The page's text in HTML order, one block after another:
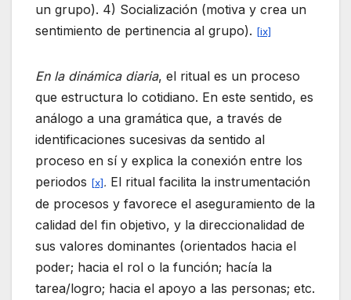
un grupo). 4) Socialización (motiva y crea un
sentimiento de pertinencia al grupo). [ix]
En la dinámica diaria, el ritual es un proceso
que estructura lo cotidiano. En este sentido, es
análogo a una gramática que, a través de
identificaciones sucesivas da sentido al
proceso en sí y explica la conexión entre los
periodos [x]. El ritual facilita la instrumentación
de procesos y favorece el aseguramiento de la
calidad del fin objetivo, y la direccionalidad de
sus valores dominantes (orientados hacia el
poder; hacia el rol o la función; hacía la
tarea/logro; hacia el apoyo a las personas; etc.